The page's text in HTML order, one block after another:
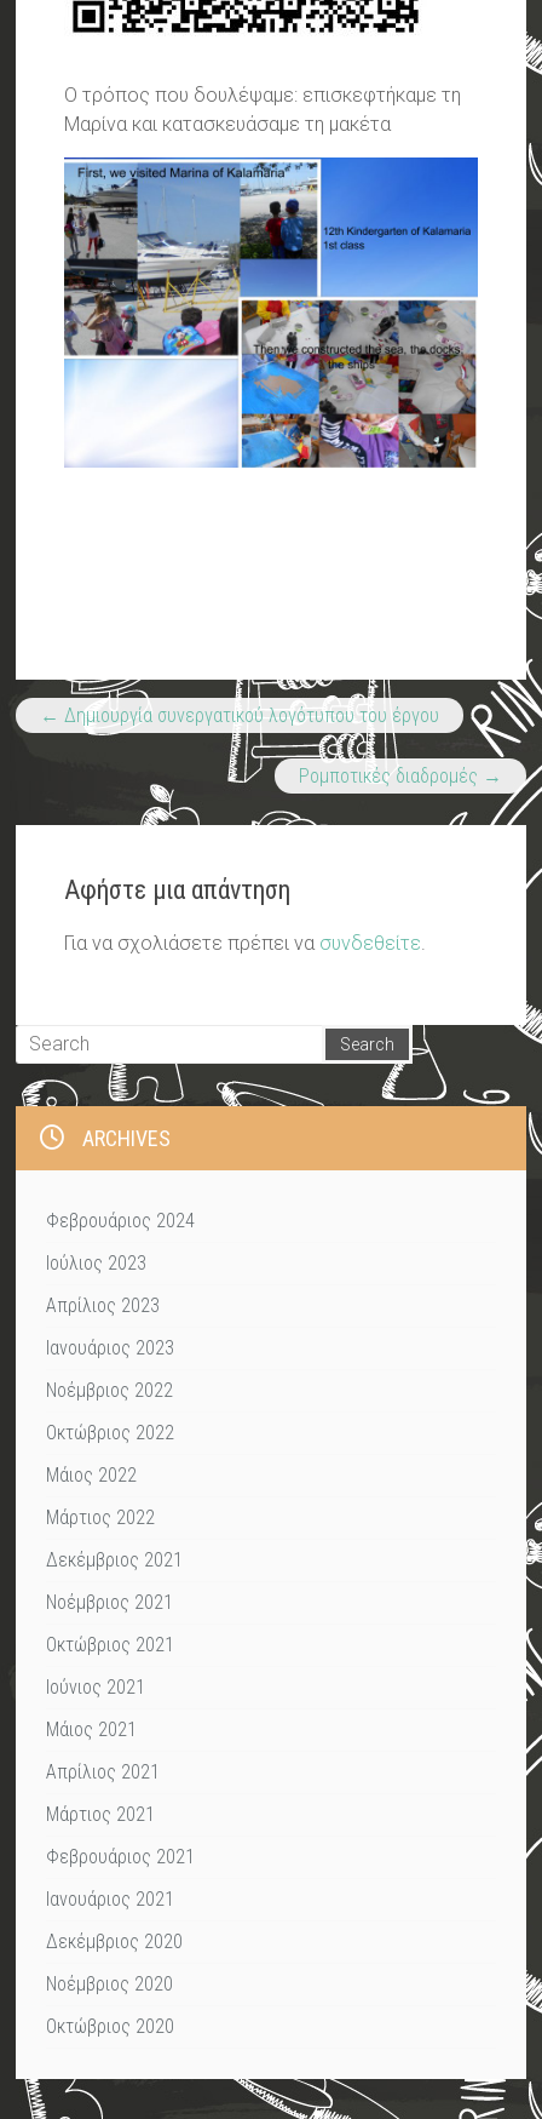
Ο τρόπος που δουλέψαμε: επισκεφτήκαμε τη
Μαρίνα και κατασκευάσαμε τη μακέτα
← Δημιουργία συνεργατικού λογότυπου του έργου
Ρομποτικές διαδρομές →
Αφήστε μια απάντηση
Για να σχολιάσετε πρέπει να συνδεθείτε
ARCHIVES
Φεβρουάριος 2024
Ιούλιος 2023
Απρίλιος 2023
Ιανουάριος 2023
Νοέμβριος 2022
Οκτώβριος 2022
Μάιος 2022
Μάρτιος 2022
Δεκέμβριος 2021
Νοέμβριος 2021
Οκτώβριος 2021
Ιούνιος 2021
Μάιος 2021
Απρίλιος 2021
Μάρτιος 2021
Φεβρουάριος 2021
Ιανουάριος 2021
Δεκέμβριος 2020
Νοέμβριος 2020
Οκτώβριος 2020